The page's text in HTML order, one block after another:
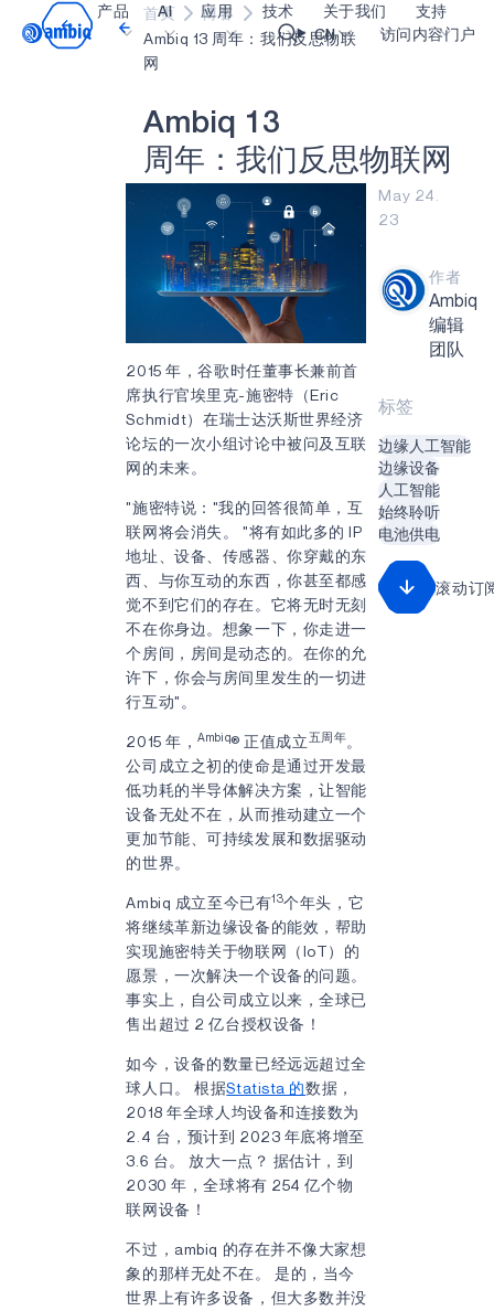
产品 AI 应用
医疗健康
工业边缘
智能遥控器
智能家居和楼宇
智能卡
可穿戴设备
游戏
可听戴设备
技术
blueSPOT
graphiqSPOT
neuralSPOT
secureSPOT
SPOT
turboSPOT
关于我们
职业生涯
让我们共创未来
活动
投资者关系
合作伙伴关系的成功亮点
为何选择 Ambiq
什么是边缘 AI？
支持
术语表
在线支持
资源
视频资料库
购买地点
CN 访问内容门户
首页
博客
Ambiq 13 周年：我们反思物联
网
Am biq 1 3
周年 ：我们 反 思物联 网
2015 年，谷歌时任董事长兼前首
席执行官埃里克-施密特（Eric
Schmidt）在瑞士达沃斯世界经济
论坛的一次小组讨论中被问及互联
网的未来。
"施密特说："我的回答很简单，互
联网将会消失。 "将有如此多的 IP
地址、设备、传感器、你穿戴的东
西、与你互动的东西，你甚至都感
觉不到它们的存在。它将无时无刻
不在你身边。想象一下，你走进一
个房间，房间是动态的。在你的允
许下，你会与房间里发生的一切进
行互动"。
2015 年，Ambiq® 正值成立五周年。
公司成立之初的使命是通过开发最
低功耗的半导体解决方案，让智能
设备无处不在，从而推动建立一个
更加节能、可持续发展和数据驱动
的世界。
Ambiq 成立至今已有13个年头，它
将继续革新边缘设备的能效，帮助
实现施密特关于物联网（IoT）的
愿景，一次解决一个设备的问题。
事实上，自公司成立以来，全球已
售出超过 2 亿台授权设备！
如今，设备的数量已经远远超过全
球人口。 根据Statista 的数据，
2018 年全球人均设备和连接数为
2.4 台，预计到 2023 年底将增至
3.6 台。 放大一点？ 据估计，到
2030 年，全球将有 254 亿个物
联网设备！
不过，ambiq 的存在并不像大家想
象的那样无处不在。 是的，当今
世界上有许多设备，但大多数并没
May 24.
23
作者
Ambiq
编辑
团队
标签
边缘人工智能
边缘设备
人工智能
始终聆听
电池供电
滚动订
Video title
OK